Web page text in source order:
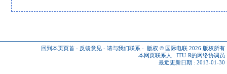
回到本页页首 - 反馈意见 - 请与我们联系 - 版权 © 国际电联 2026 版权所有
本网页联系人 : ITU-R的网络协调员
最近更新日期 : 2013-01-30